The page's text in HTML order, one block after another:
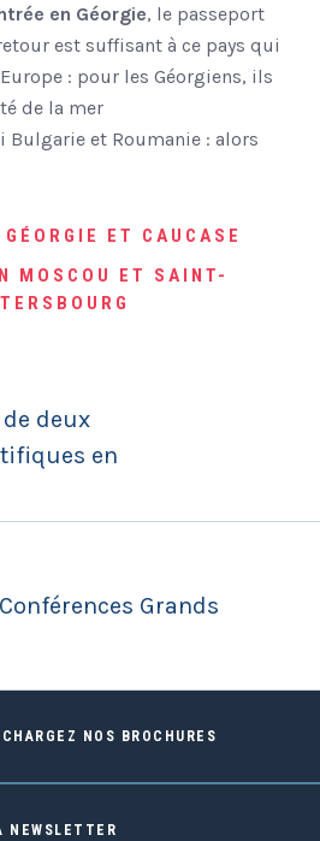
en Géorgie, le passeport
est suffisant à ce pays qui
: pour les Géorgiens, ils
de la mer
Bulgarie et Roumanie : alors
ET CAUCASE
MOSCOU ET SAINT-
deux
en
Grands
NOS BROCHURES
NEWSLETTER